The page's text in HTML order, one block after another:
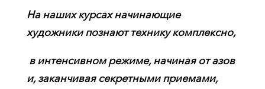
На наших курсах начинающие
художники познают технику комплексно,
в интенсивном режиме, начиная от азов
и, заканчивая секретными приемами,